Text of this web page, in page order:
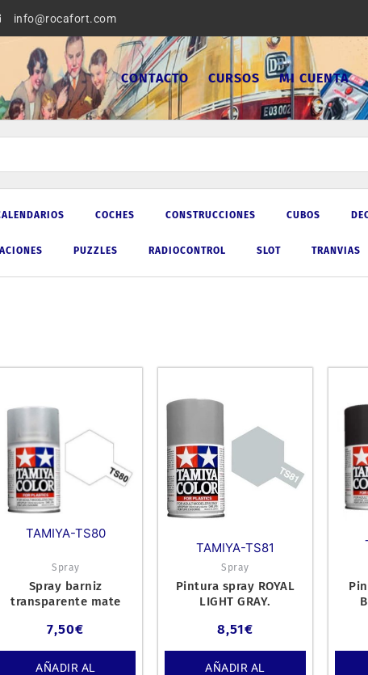
info@rocafort.com
CONTACTO CURSOS MI CUENTA
COCHES CONSTRUCCIONES CUBOS
PUZZLES RADIOCONTROL SLOT TRANVIAS
TAMIYA-TS80
Spray
Spray barniz
transparente mate
7,50€
AÑADIR AL
TAMIYA-TS81
Spray
Pintura spray ROYAL
LIGHT GRAY.
8,51€
AÑADIR AL